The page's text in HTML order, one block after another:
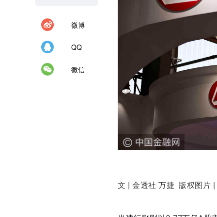
微博
QQ
微信
文 | 金透社 万捷 版权图片 |